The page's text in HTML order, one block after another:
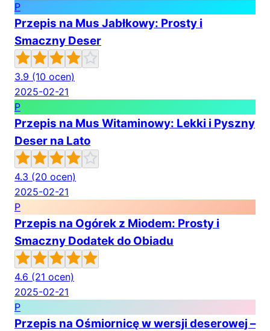
P
Przepis na Mus Jabłkowy: Prosty i
Smaczny Deser
3.9 (10 ocen)
2025-02-21
P
Przepis na Mus Witaminowy: Lekki i Pyszny
Deser na Lato
4.3 (20 ocen)
2025-02-21
P
Przepis na Ogórek z Miodem: Prosty i
Smaczny Dodatek do Obiadu
4.6 (21 ocen)
2025-02-21
P
Przepis na Ośmiornicę w wersji deserowej –